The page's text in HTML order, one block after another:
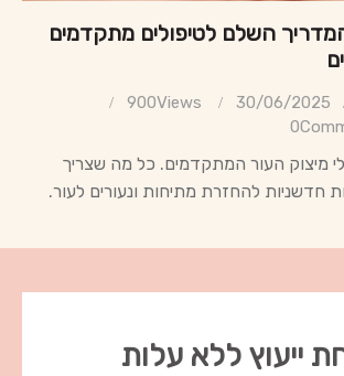
השלם לטיפולים מתקדמים
30/06/2025
900Views
0
מיצוק העור המתקדמים. כל מה שצריך
חדשניות להחזרת מתיחות ונעורים לעור.
ייעוץ ללא עלות